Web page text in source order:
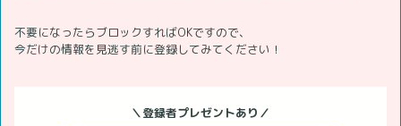
不要になったらブロックすればOKですので、
今だけの情報を見逃す前に登録してみてください！
＼登録者プレゼントあり／